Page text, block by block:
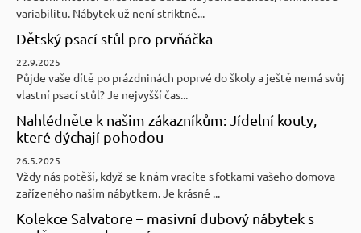
variabilitu. Nábytek už není striktně...
Dětský psací stůl pro prvňáčka
22.9.2025
Půjde vaše dítě po prázdninách poprvé do školy a ještě nemá svůj
vlastní psací stůl? Je nejvyšší čas...
Nahlédněte k našim zákazníkům: Jídelní kouty,
které dýchají pohodou
26.5.2025
Vždy nás potěší, když se k nám vracíte s fotkami vašeho domova
zařízeného naším nábytkem. Je krásné ...
Kolekce Salvatore – masivní dubový nábytek s